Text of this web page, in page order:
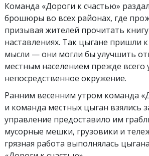
Команда «Дороги к счастью»
брошюры во всех районах, где
призывая жителей прочитать
наставлениях. Так цыгане пришли
мысли — они могли бы улучшить
местным населением прежде всего
непосредственное окружение.
Ранним весенним утром команда
и команда местных цыган взялись
управление предоставило им
мусорные мешки, грузовики и
грязная работа выполнялась